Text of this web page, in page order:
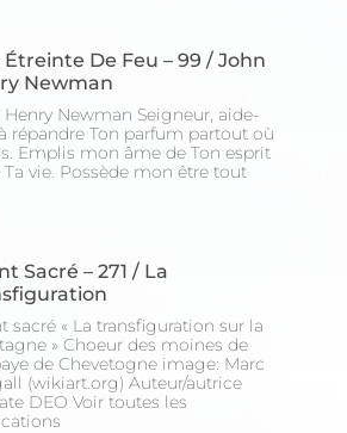
Étreinte De Feu – 99 / John
Newman
Henry Newman Seigneur, aide-
répandre Ton parfum partout où
Emplis mon âme de Ton esprit
Ta vie. Possède mon être tout
Sacré – 271 / La
sacré « La transfiguration sur la
» Choeur des moines de
de Chevetogne image: Marc
(wikiart.org) Auteur/autrice
DEO Voir toutes les